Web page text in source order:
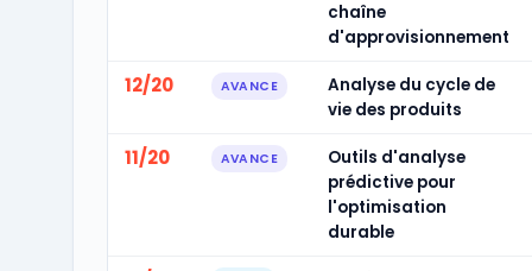
chaîne
d'approvisionnement
12/20 AVANCE
Analyse du cycle de
vie des produits
11/20 AVANCE
Outils d'analyse
prédictive pour
l'optimisation
durable